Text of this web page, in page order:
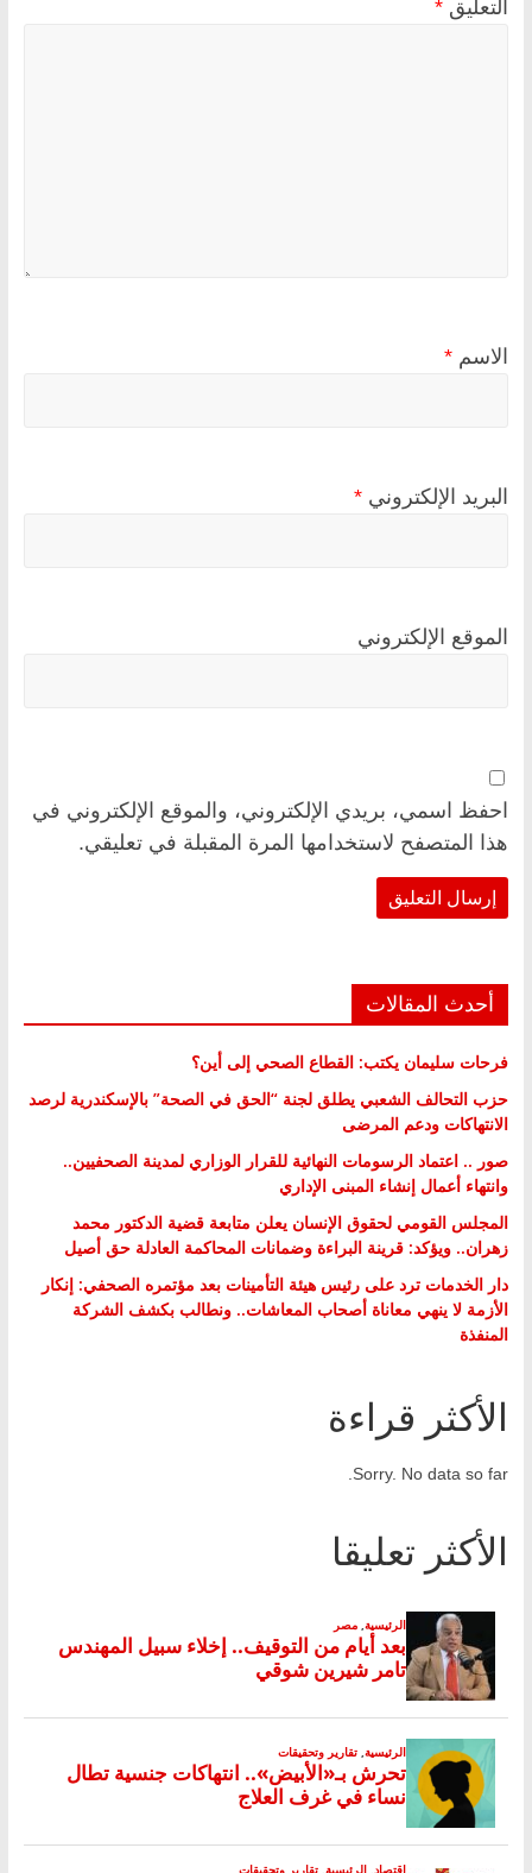
التعليق *
الاسم *
البريد الإلكتروني *
الموقع الإلكتروني
احفظ اسمي، بريدي الإلكتروني، والموقع الإلكتروني في
هذا المتصفح لاستخدامها المرة المقبلة في تعليقي.
أحدث المقالات
فرحات سليمان يكتب: القطاع الصحي إلى أين؟
حزب التحالف الشعبي يطلق لجنة “الحق في الصحة” بالإسكندرية لرصد
الانتهاكات ودعم المرضى
صور .. اعتماد الرسومات النهائية للقرار الوزاري لمدينة الصحفيين..
وانتهاء أعمال إنشاء المبنى الإداري
المجلس القومي لحقوق الإنسان يعلن متابعة قضية الدكتور محمد
زهران.. ويؤكد: قرينة البراءة وضمانات المحاكمة العادلة حق أصيل
دار الخدمات ترد على رئيس هيئة التأمينات بعد مؤتمره الصحفي: إنكار
الأزمة لا ينهي معاناة أصحاب المعاشات.. ونطالب بكشف الشركة
المنفذة
الأكثر قراءة
Sorry. No data so far.
الأكثر تعليقا